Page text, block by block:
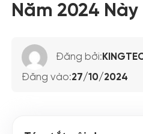
Năm 2024 Này
Đăng bởi:
Đăng vào:27/10/2024